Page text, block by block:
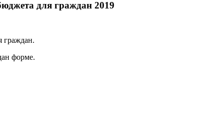
для граждан 2019
граждан.
форме.